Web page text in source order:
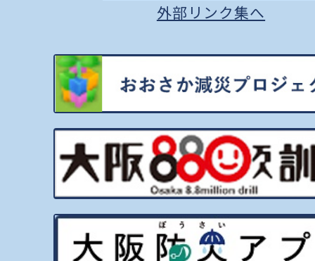
外部リンク集へ